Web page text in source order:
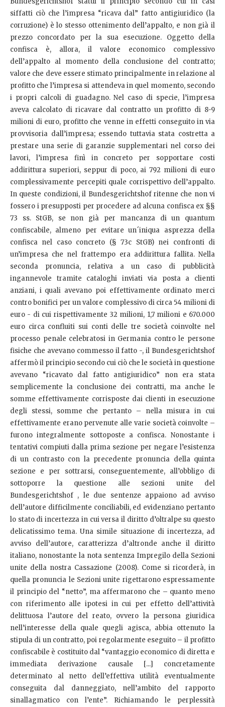
siffatti ciò che l’impresa “ricava dal” fatto antigiuridico (la
corruzione) è lo stesso ottenimento dell’appalto, e non già il
prezzo concordato per la sua esecuzione. Oggetto della
confisca è, allora, il valore economico complessivo
dell’appalto al momento della conclusione del contratto;
valore che deve essere stimato principalmente in relazione al
profitto che l’impresa si attendeva in quel momento, secondo
i propri calcoli di guadagno. Nel caso di specie, l’impresa
aveva calcolato di ricavare dal contratto un profitto di 8-9
milioni di euro, profitto che venne in effetti conseguito in via
provvisoria dall’impresa; essendo tuttavia stata costretta a
prestare una serie di garanzie supplementari nel corso dei
lavori, l’impresa finì in concreto per sopportare costi
addirittura superiori, seppur di poco, ai 792 milioni di euro
complessivamente percepiti quale corrispettivo dell’appalto.
In queste condizioni, il Bundesgerichtshof ritenne che non vi
fossero i presupposti per procedere ad alcuna confisca ex §§
73 ss. StGB, se non già per mancanza di un quantum
confiscabile, almeno per evitare un´iniqua asprezza della
confisca nel caso concreto (§ 73c StGB) nei confronti di
un’impresa che nel frattempo era addirittura fallita. Nella
seconda pronuncia, relativa a un caso di pubblicità
ingannevole tramite cataloghi inviati via posta a clienti
anziani, i quali avevano poi effettivamente ordinato merci
contro bonifici per un valore complessivo di circa 54 milioni di
euro - di cui rispettivamente 32 milioni, 1,7 milioni e 670.000
euro circa confluiti sui conti delle tre società coinvolte nel
processo penale celebratosi in Germania contro le persone
fisiche che avevano commesso il fatto -, il Bundesgerichtshof
affermò il principio secondo cui ciò che le società in questione
avevano “ricavato dal fatto antigiuridico” non era stata
semplicemente la conclusione dei contratti, ma anche le
somme effettivamente corrisposte dai clienti in esecuzione
degli stessi, somme che pertanto – nella misura in cui
effettivamente erano pervenute alle varie società coinvolte –
furono integralmente sottoposte a confisca. Nonostante i
tentativi compiuti dalla prima sezione per negare l’esistenza
di un contrasto con la precedente pronuncia della quinta
sezione e per sottrarsi, conseguentemente, all’obbligo di
sottoporre la questione alle sezioni unite del
Bundesgerichtshof , le due sentenze appaiono ad avviso
dell’autore difficilmente conciliabili, ed evidenziano pertanto
lo stato di incertezza in cui versa il diritto d’oltralpe su questo
delicatissimo tema. Una simile situazione di incertezza, ad
avviso dell’autore, caratterizza d’altronde anche il diritto
italiano, nonostante la nota sentenza Impregilo della Sezioni
unite della nostra Cassazione (2008). Come si ricorderà, in
quella pronuncia le Sezioni unite rigettarono espressamente
il principio del “netto”, ma affermarono che – quanto meno
con riferimento alle ipotesi in cui per effetto dell’attività
delittuosa l’autore del reato, ovvero la persona giuridica
nell’interesse della quale quegli agisca, abbia ottenuto la
stipula di un contratto, poi regolarmente eseguito – il profitto
confiscabile è costituito dal “vantaggio economico di diretta e
immediata derivazione causale [...] concretamente
determinato al netto dell’effettiva utilità eventualmente
conseguita dal danneggiato, nell’ambito del rapporto
sinallagmatico con l’ente”. Richiamando le perplessità